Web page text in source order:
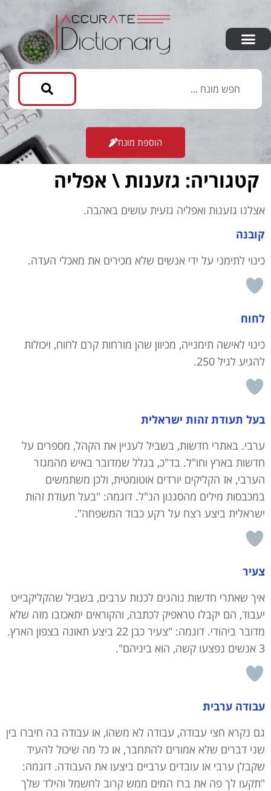
הוספת מונח
קטגוריה: גזענות \ אפליה
אצלנו גזענות ואפליה גזעית עושים באהבה.
קובנה
כינוי לתימני על ידי אנשים שלא מכירים את מאכלי העדה.
לחוח
כינוי לאישה תימנייה, מכיוון שהן מורחות קרם לחוח, ויכולות
להגיע לגיל 250.
בעל תעודת זהות ישראלית
ערבי. באתרי חדשות, בשביל לעניין את הקהל, מספרים על
חדשות בארץ וחו"ל. בד"כ, בגלל שמדובר באיש מהמגזר
הערבי, אז הקליקים יורדים אוטומטית, ולכן משתמשים
במכבסות מילים מהסגנון הנ"ל. דוגמה: "בעל תעודת זהות
ישראלית ביצע רצח על רקע כבוד המשפחה".
צעיר
איך שאתרי חדשות נוהגים לכנות ערבים, בשביל שהקליקבייט
יעבוד, הם יקבלו טראפיק לכתבה, והקוראים יתאכזבו מזה שלא
מדובר ביהודי. דוגמה: "צעיר כבן 22 ביצע תאונה בצפון הארץ.
3 אנשים נפצעו קשה, הוא ביניהם".
עבודה ערבית
גם נקרא חצי עבודה, עבודה לא משהו, או עבודה בה חיברו בין
שני דברים שלא אמורים להתחבר, או כל מה שיכול להעיד
שקבלן ערבי או עובדים ערביים ביצעו את העבודה. דוגמה:
"תקעו לך פה את ברז המים ממש קרוב לחשמל והילד שלך